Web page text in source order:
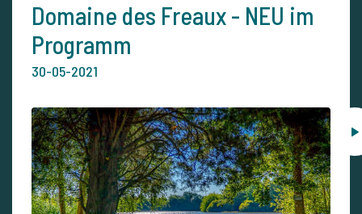
Domaine des Freaux - NEU im
Programm
30-05-2021